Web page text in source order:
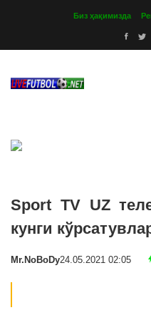
Биз ҳақимизда
Sport TV UZ
кунги
Mr.NoBoDy24.05.2021 02:05